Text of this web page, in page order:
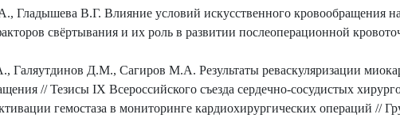
В.Г. Влияние условий искусственного кровообращения
свёртывания и их роль в развитии послеоперационной
Д.М., Сагиров М.А. Результаты реваскуляризации
// Тезисы IX Всероссийского съезда сердечно-сосудистых
гемостаза в мониторинге кардиохирургических операций //